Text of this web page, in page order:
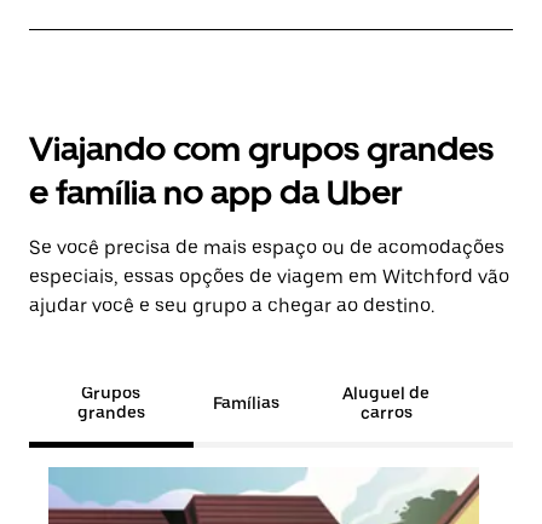
Viajando com grupos grandes
e família no app da Uber
Se você precisa de mais espaço ou de acomodações
especiais, essas opções de viagem em Witchford vão
ajudar você e seu grupo a chegar ao destino.
Grupos
grandes
Famílias
Aluguel de
carros